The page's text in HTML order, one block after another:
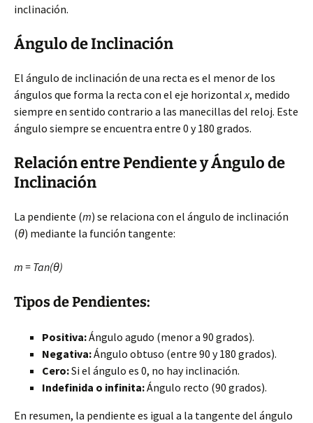
inclinación.
Ángulo de Inclinación
El ángulo de inclinación de una recta es el menor de los
ángulos que forma la recta con el eje horizontalx, medido
siempre en sentido contrario a las manecillas del reloj. Este
ángulo siempre se encuentra entre 0 y 180 grados.
Relación entre Pendiente y Ángulo de
Inclinación
La pendiente (m) se relaciona con el ángulo de inclinación
(θ) mediante la función tangente:
m = Tan(θ)
Tipos de Pendientes:
Positiva:Ángulo agudo (menor a 90 grados).
Negativa:Ángulo obtuso (entre 90 y 180 grados).
Cero:Si el ángulo es 0, no hay inclinación.
Indefinida o infinita:Ángulo recto (90 grados).
En resumen, la pendiente es igual a la tangente del ángulo